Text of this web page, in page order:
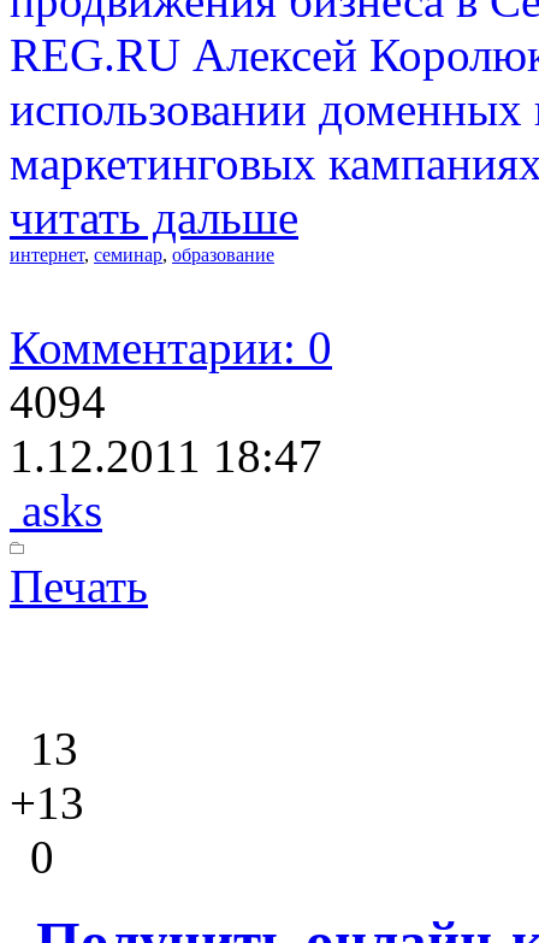
REG.RU Алексей
использовании
маркетинговых
читать дальше
интернет, семинар, образование
Комментарии: 0
4094
1.12.2011 18:47
asks
Печать
13
+13
0